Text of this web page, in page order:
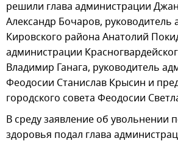
решили глава администрации
Александр Бочаров, руководитель
Кировского района Анатолий
администрации
Владимир Ганага, руководитель
Феодосии Станислав Крысин и
городского совета Феодосии
В среду заявление об увольнении
здоровья подал глава